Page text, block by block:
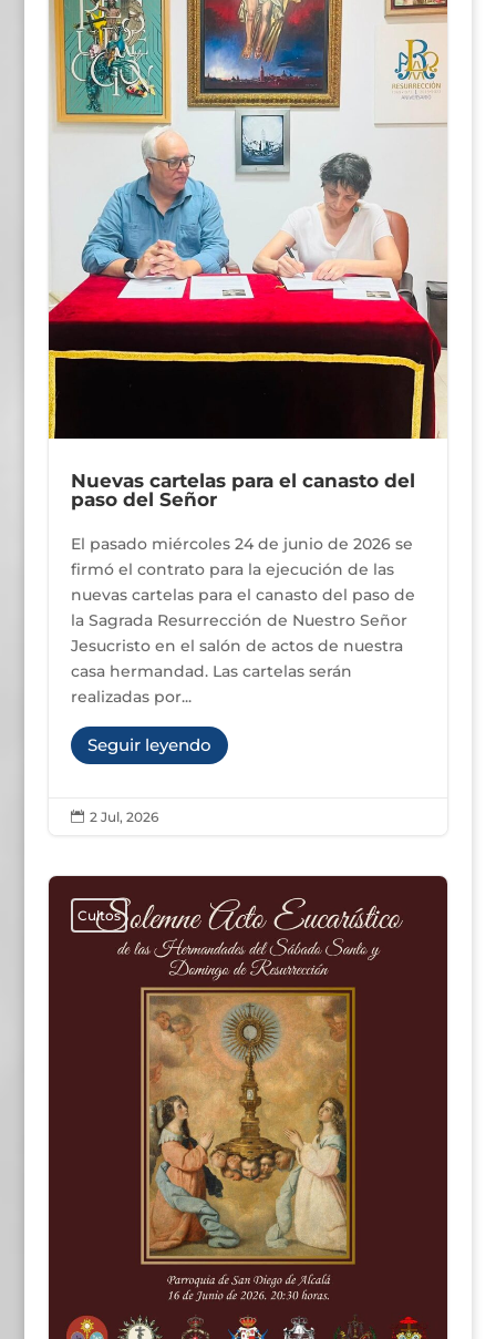
Nuevas cartelas para el canasto del
paso del Señor
El pasado miércoles 24 de junio de 2026 se
firmó el contrato para la ejecución de las
nuevas cartelas para el canasto del paso de
la Sagrada Resurrección de Nuestro Señor
Jesucristo en el salón de actos de nuestra
casa hermandad. Las cartelas serán
realizadas por...
Seguir leyendo
 2 Jul, 2026
Cultos